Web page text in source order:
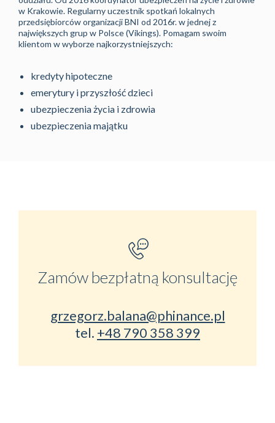
w Krakowie. Regularny uczestnik spotkań lokalnych
przedsiębiorców organizacji BNI od 2016r. w jednej z
największych grup w Polsce (Vikings). Pomagam swoim
klientom w wyborze najkorzystniejszych:
kredyty hipoteczne
emerytury i przyszłość dzieci
ubezpieczenia życia i zdrowia
ubezpieczenia majątku
Zamów bezpłatną konsultację
grzegorz.balana@phinance.pl
tel. +48 790 358 399